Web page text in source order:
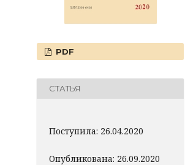
PDF
СТАТЬЯ
Поступила: 26.04.2020
Опубликована: 26.09.2020